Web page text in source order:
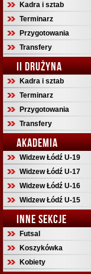
Kadra i sztab
Terminarz
Przygotowania
Transfery
II DRUŻYNA
Kadra i sztab
Terminarz
Przygotowania
Transfery
AKADEMIA
Widzew Łódź U-19
Widzew Łódź U-17
Widzew Łódź U-16
Widzew Łódź U-15
INNE SEKCJE
Futsal
Koszykówka
Kobiety